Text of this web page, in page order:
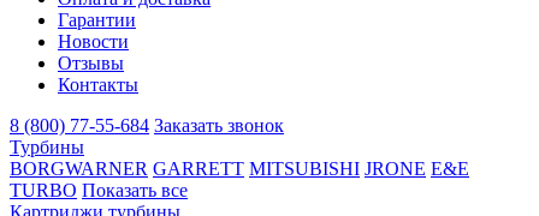
Гарантии
Новости
Отзывы
Контакты
8 (800) 77-55-684 Заказать звонок
Турбины
BORGWARNER GARRETT MITSUBISHI JRONE E&E
TURBO Показать все
Картриджи турбины